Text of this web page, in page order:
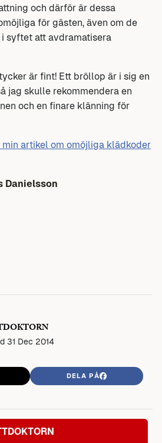
och därför är dessa
för gästen, även om de
syftet att avdramatisera
är fint! Ett bröllop är i sig en
jag skulle rekommendera en
och en finare klänning för
artikel om omöjliga klädkoder
Danielsson
31 Dec 2014
DELA PÅ